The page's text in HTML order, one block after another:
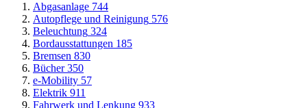
Abgasanlage 744
Autopflege und Reinigung 576
Beleuchtung 324
Bordausstattungen 185
Bremsen 830
Bücher 350
e-Mobility 57
Elektrik 911
Fahrwerk und Lenkung 933